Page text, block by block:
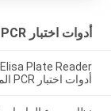
أدوات اختبار PCR
Plate Reader
أدوات اختبار PCR المرئية للأشعة فوق البنفسجية